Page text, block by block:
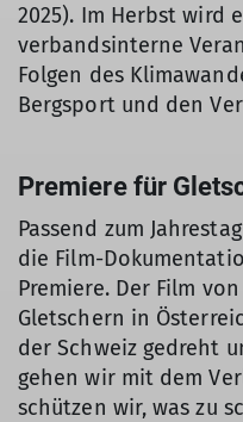
2025). Im Herbst wird
verbandsinterne
Folgen des
Bergsport und den
Premiere für
Passend zum
die Film-
Premiere. Der Film
Gletschern in
der Schweiz gedreht
gehen wir mit dem
schützen wir, was zu